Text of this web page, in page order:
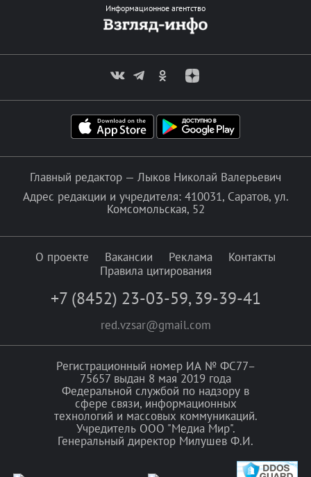
Информационное агентство
Главный редактор — Лыков Николай Валерьевич
Адрес редакции и учредителя: 410031, Саратов, ул.
Комсомольская, 52
О проекте Вакансии Реклама
Контакты
Правила цитирования
+7 (8452) 23-03-59, 39-39-41
red.vzsar@gmail.com
Регистрационный номер ИА № ФС77–
75657 выдан 8 мая 2019 года
Федеральной службой по надзору в
сфере связи, информационных
технологий и массовых коммуникаций.
Учредитель ООО "Медиа Мир".
Генеральный директор Милушев Ф.И.